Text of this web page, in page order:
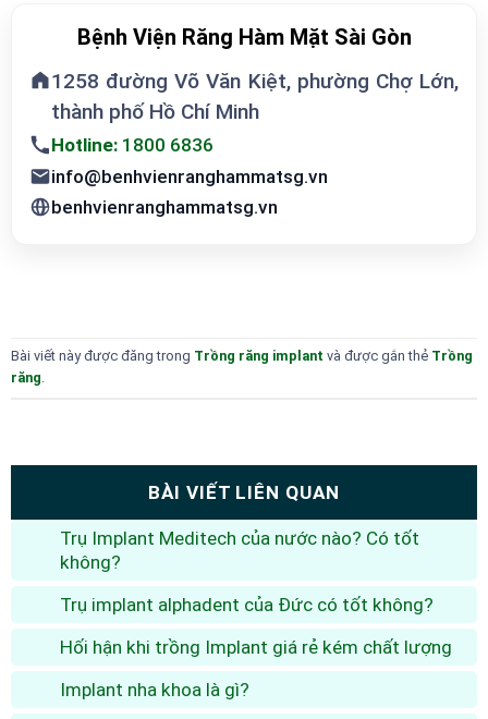
Bệnh Viện Răng Hàm Mặt Sài Gòn
1258 đường Võ Văn Kiệt, phường Chợ Lớn,
thành phố Hồ Chí Minh
Hotline: 1800 6836
info@benhvienranghammatsg.vn
benhvienranghammatsg.vn
Bài viết này được đăng trong Trồng răng implant và được gắn thẻ Trồng
răng.
BÀI VIẾT LIÊN QUAN
Trụ Implant Meditech của nước nào? Có tốt
không?
Trụ implant alphadent của Đức có tốt không?
Hối hận khi trồng Implant giá rẻ kém chất lượng
Implant nha khoa là gì?